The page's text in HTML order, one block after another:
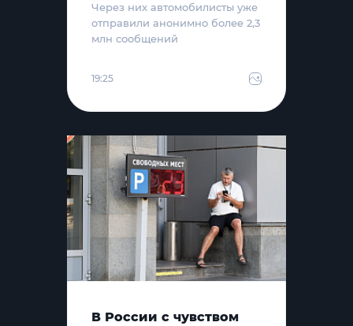
Через них автомобилисты уже
отправили анонимно более 2,3
млн сообщений
19:25
В России с чувством